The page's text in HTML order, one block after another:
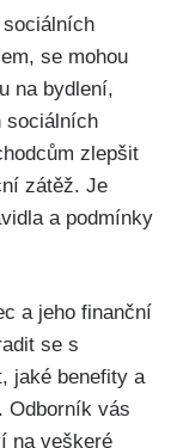
se mohou
na bydlení,
sociálních
zlepšit
zátěž. Je
a podmínky
a jeho finanční
se s
jaké benefity a
Odborník vás
na veškeré